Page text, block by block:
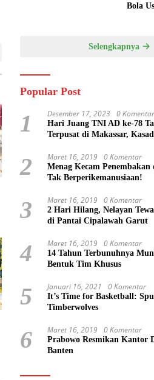
Bola
Selengkapnya
Popular Post
1 Desember 17, 2023 0 Komentar
Hari Juang TNI AD ke-78
Terpusat di Makassar,
2 Maret 16, 2019 0 Komentar
Menag Kecam Penembakan
Tak Berperikemanusiaan!
3 Maret 16, 2019 0 Komentar
2 Hari Hilang, Nelayan
di Pantai Cipalawah Garut
4 Maret 16, 2019 0 Komentar
14 Tahun Terbunuhnya
Bentuk Tim Khusus
5 Januari 16, 2021 0 Komentar
It’s Time for Basketball:
Timberwolves
6 Maret 16, 2019 0 Komentar
Prabowo Resmikan Kantor
Banten